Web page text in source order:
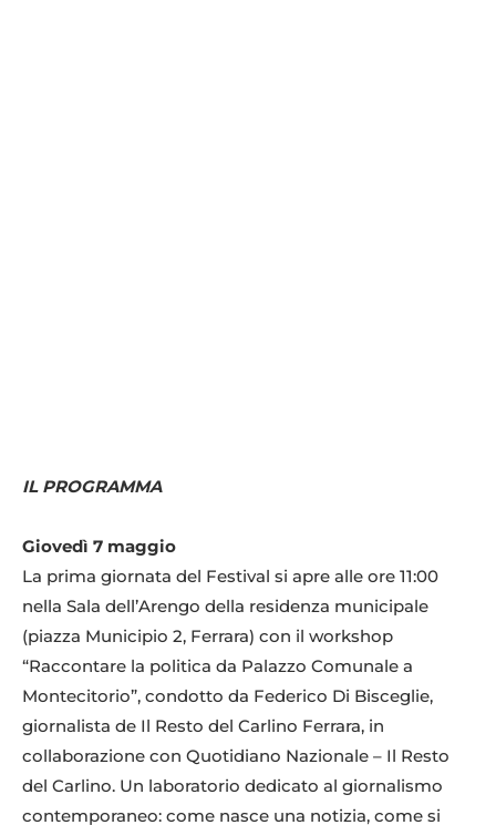
IL PROGRAMMA
Giovedì 7 maggio
La prima giornata del Festival si apre alle ore 11:00
nella Sala dell’Arengo della residenza municipale
(piazza Municipio 2, Ferrara) con il workshop
“Raccontare la politica da Palazzo Comunale a
Montecitorio”, condotto da Federico Di Bisceglie,
giornalista de Il Resto del Carlino Ferrara, in
collaborazione con Quotidiano Nazionale – Il Resto
del Carlino. Un laboratorio dedicato al giornalismo
contemporaneo: come nasce una notizia, come si